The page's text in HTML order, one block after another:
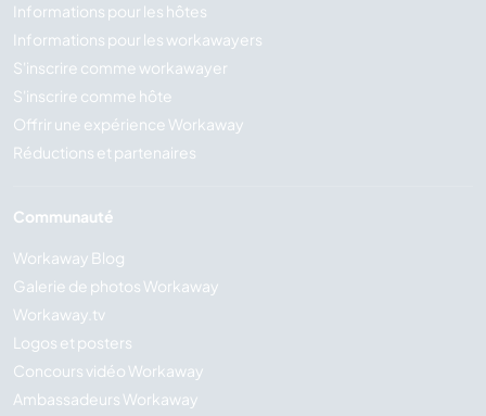
Informations pour les hôtes
Informations pour les workawayers
S'inscrire comme workawayer
S'inscrire comme hôte
Offrir une expérience Workaway
Réductions et partenaires
Communauté
Workaway Blog
Galerie de photos Workaway
Workaway.tv
Logos et posters
Concours vidéo Workaway
Ambassadeurs Workaway